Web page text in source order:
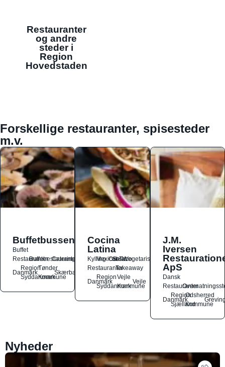
Restauranter
og andre
steder i
Region
Hovedstaden
Forskellige restauranter, spisesteder
m.v.
Buffetbussen
Buffet
Restauranter
Buffetrestauranter
Catering
Danmark
Region
Syddanmark
Tønder
Kommune
Skærbæk
Cocina
Latina
Kylling
Mexicansk
OstSalat
TacoVegetarisk
RestauranterTakeaway
Danmark
Region
Syddanmark
Vejle
Kommune
Vejle
J.M.
Iversen
ApS
Dansk
Restauranter
Danmark
Region
Sjælland
Odsherred
Kommune
Nyheder